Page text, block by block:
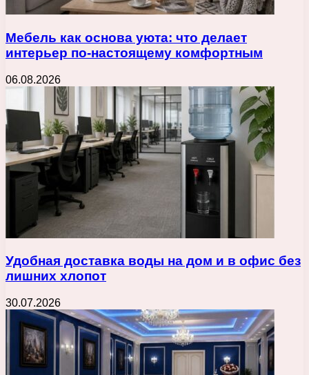
Мебель как основа уюта: что делает
интерьер по-настоящему комфортным
06.08.2026
Удобная доставка воды на дом и в офис без
лишних хлопот
30.07.2026